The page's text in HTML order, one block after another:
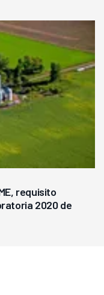
requisito
2020 de